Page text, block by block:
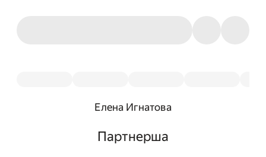
Елена Игнатова
Партнерша